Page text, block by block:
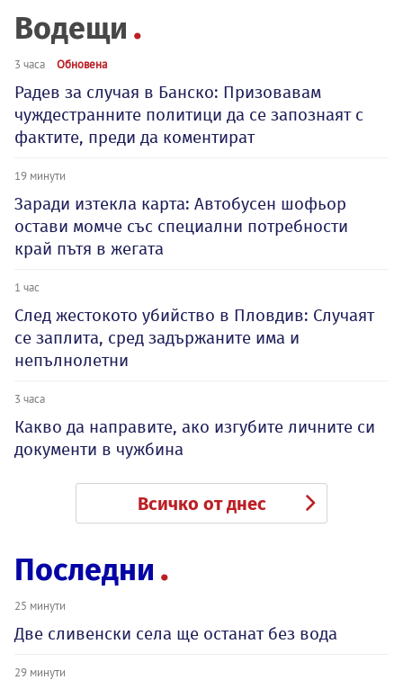
Водещи
3 часа Обновена
Радев за случая в Банско: Призовавам
чуждестранните политици да се запознаят с
фактите, преди да коментират
19 минути
Заради изтекла карта: Автобусен шофьор
остави момче със специални потребности
край пътя в жегата
1 час
След жестокото убийство в Пловдив: Случаят
се заплита, сред задържаните има и
непълнолетни
3 часа
Какво да направите, ако изгубите личните си
документи в чужбина
Всичко от днес
Последни
25 минути
Две сливенски села ще останат без вода
29 минути